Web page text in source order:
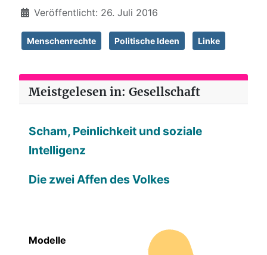
Veröffentlicht: 26. Juli 2016
Menschenrechte Politische Ideen Linke
Meistgelesen in: Gesellschaft
Scham, Peinlichkeit und soziale
Intelligenz
Die zwei Affen des Volkes
Modelle